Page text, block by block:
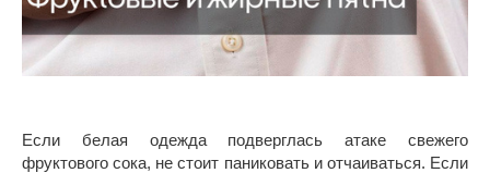
Если белая одежда подверглась атаке свежего
фруктового сока, не стоит паниковать и отчаиваться. Если